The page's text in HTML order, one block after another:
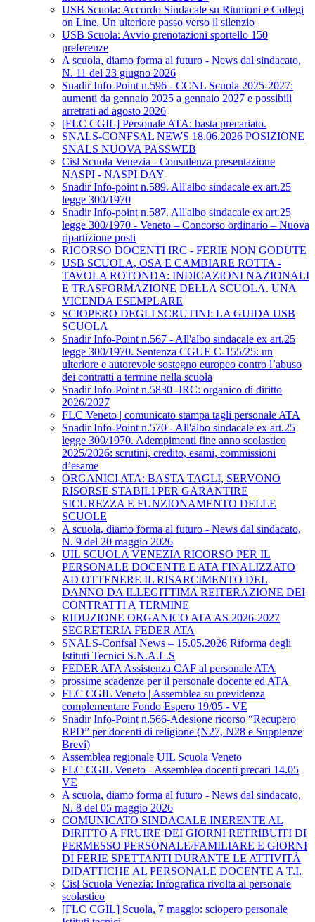
USB Scuola: Accordo Sindacale su Riunioni e Collegi
on Line. Un ulteriore passo verso il silenzio
USB Scuola: Avvio prenotazioni sportello 150
preferenze
A scuola, diamo forma al futuro - News dal sindacato,
N. 11 del 23 giugno 2026
Snadir Info-Point n.596 - CCNL Scuola 2025-2027:
aumenti da gennaio 2025 a gennaio 2027 e possibili
arretrati ad agosto 2026
[FLC CGIL] Personale ATA: basta precariato.
SNALS-CONFSAL NEWS 18.06.2026 POSIZIONE
SNALS NUOVA PASSWEB
Cisl Scuola Venezia - Consulenza presentazione
NASPI - NASPI DAY
Snadir Info-point n.589. All'albo sindacale ex art.25
legge 300/1970
Snadir Info-point n.587. All'albo sindacale ex art.25
legge 300/1970 - Veneto – Concorso ordinario – Nuova
ripartizione posti
RICORSO DOCENTI IRC - FERIE NON GODUTE
USB SCUOLA, OSA E CAMBIARE ROTTA -
TAVOLA ROTONDA: INDICAZIONI NAZIONALI
E TRASFORMAZIONE DELLA SCUOLA. UNA
VICENDA ESEMPLARE
SCIOPERO DEGLI SCRUTINI: LA GUIDA USB
SCUOLA
Snadir Info-Point n.567 - All'albo sindacale ex art.25
legge 300/1970. Sentenza CGUE C‑155/25: un
ulteriore e autorevole sostegno europeo contro l’abuso
dei contratti a termine nella scuola
Snadir Info-Point n.5830 -IRC: organico di diritto
2026/2027
FLC Veneto | comunicato stampa tagli personale ATA
Snadir Info-Point n.570 - All'albo sindacale ex art.25
legge 300/1970. Adempimenti fine anno scolastico
2025/2026: scrutini, credito, esami, commissioni
d’esame
ORGANICI ATA: BASTA TAGLI, SERVONO
RISORSE STABILI PER GARANTIRE
SICUREZZA E FUNZIONAMENTO DELLE
SCUOLE
A scuola, diamo forma al futuro - News dal sindacato,
N. 9 del 20 maggio 2026
UIL SCUOLA VENEZIA RICORSO PER IL
PERSONALE DOCENTE E ATA FINALIZZATO
AD OTTENERE IL RISARCIMENTO DEL
DANNO DA ILLEGITTIMA REITERAZIONE DEI
CONTRATTI A TERMINE
RIDUZIONE ORGANICO ATA AS 2026-2027
SEGRETERIA FEDER ATA
SNALS-Confsal News – 15.05.2026 Riforma degli
Istituti Tecnici S.N.A.L.S
FEDER ATA Assistenza CAF al personale ATA
prossime scadenze per il personale docente ed ATA
FLC CGIL Veneto | Assemblea su previdenza
complementare Fondo Espero 19/05 - VE
Snadir Info-Point n.566-Adesione ricorso “Recupero
RPD” per docenti di religione (N27, N28 e Supplenze
Brevi)
Assemblea regionale UIL Scuola Veneto
FLC CGIL Veneto - Assemblea docenti precari 14.05
VE
A scuola, diamo forma al futuro - News dal sindacato,
N. 8 del 05 maggio 2026
COMUNICATO SINDACALE INERENTE AL
DIRITTO A FRUIRE DEI GIORNI RETRIBUITI DI
PERMESSO PERSONALE/FAMILIARE E GIORNI
DI FERIE SPETTANTI DURANTE LE ATTIVITÀ
DIDATTICHE AL PERSONALE DOCENTE A T.I.
Cisl Scuola Venezia: Infografica rivolta al personale
scolastico
[FLC CGIL] Scuola, 7 maggio: sciopero personale